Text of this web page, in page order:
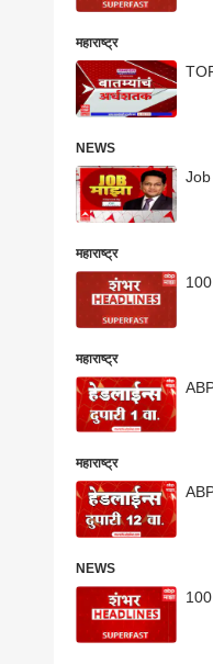
महाराष्ट्र
NEWS
Job
महाराष्ट्र
महाराष्ट्र
महाराष्ट्र
NEWS